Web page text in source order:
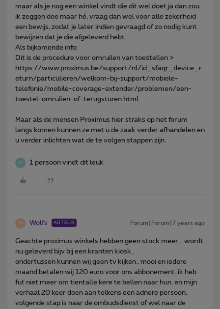
maar als je nog een winkel vindt die dit wel doet ja dan zou
ik zeggen doe maar hé, vraag dan wel voor alle zekerheid
een bewijs, zodat je later indien gevraagd of zo nodig kunt
bewijzen dat je die afgeleverd hebt.
Als bijkomende info:
Dit is de procedure voor omruilen van toestellen >
https://www.proximus.be/support/nl/id_sfaqr_device_r
eturn/particulieren/welkom-bij-support/mobiele-
telefonie/mobile-coverage-extender/problemen/een-
toestel-omruilen-of-terugsturen.html
Maar als de mensen Proximus hier straks op het forum
langs komen kunnen ze met u de zaak verder afhandelen en
u verder inlichten wat de te volgen stappen zijn.
W 1 persoon vindt dit leuk
W Wolfs AUTEUR Forum|Forum|7 years ago
Geachte proximus winkels hebben geen stock meer... wordt
nu geleverd bijv bij een kranten kiosk..
ondertussen kunnen wij geen tv kijken.. mooi en iedere
maand betalen wij 120 euro voor ons abbonement. ik heb
fut niet meer om tientalle kere te bellen naar hun. en mijn
verhaal 20 keer doen aan telkens een adnere persoon.
volgende stap is naar de ombudsdienst of wel naar de